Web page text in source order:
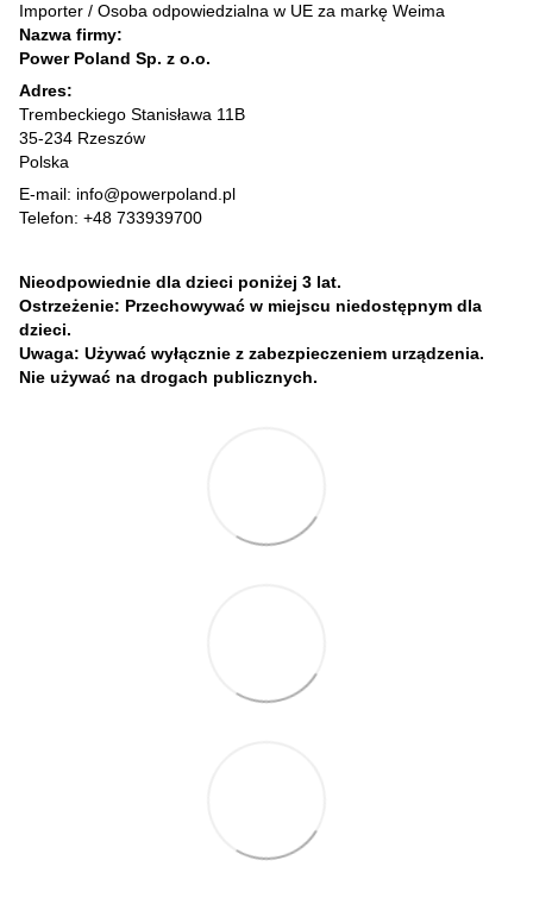
Importer / Osoba odpowiedzialna w UE za markę Weima
Nazwa firmy:
Power Poland Sp. z o.o.
Adres:
Trembeckiego Stanisława 11B
35-234 Rzeszów
Polska
E-mail: info@powerpoland.pl
Telefon: +48 733939700
Nieodpowiednie dla dzieci poniżej 3 lat.
Ostrzeżenie: Przechowywać w miejscu niedostępnym dla
dzieci.
Uwaga: Używać wyłącznie z zabezpieczeniem urządzenia.
Nie używać na drogach publicznych.